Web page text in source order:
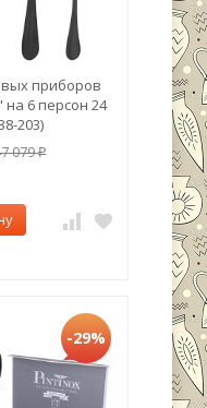
приборов
6 персон 24
203)
079₽
-29%